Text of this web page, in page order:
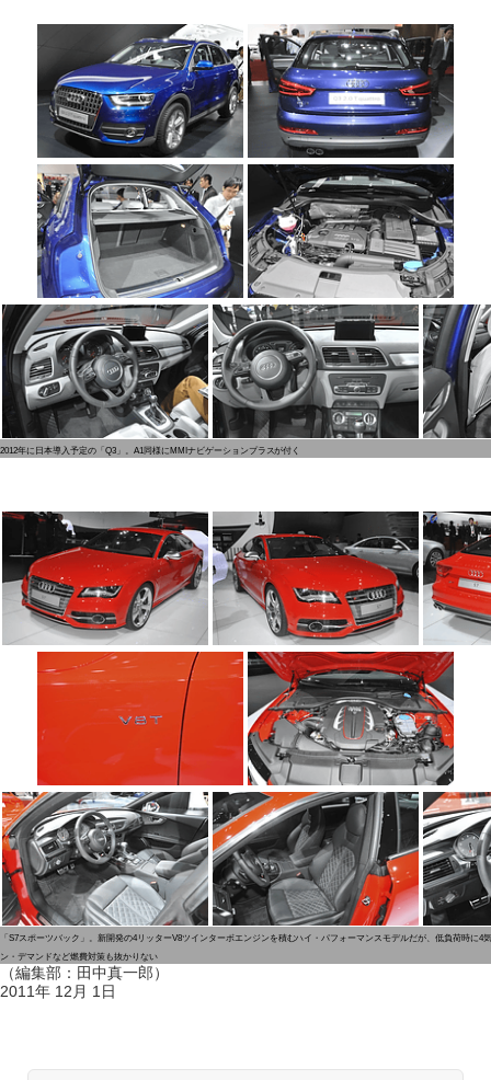
2012年に日本導入予定の「Q3」。A1同様にMMIナビゲーションプラスが付く
「S7スポーツバック」。新開発の4リッターV8ツインターボエンジンを積むハイ・パフォーマンスモデルだが、低負荷時に4
ン・デマンドなど燃費対策も抜かりない
（編集部：田中真一郎）
2011年 12月 1日